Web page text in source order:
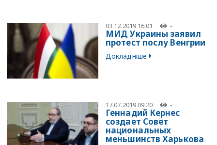
03.12.2019 16:01 -
МИД Украины заявил
протест послу Венгрии
Докладніше
17.07.2019 09:20 -
Геннадий Кернес
создает Совет
национальных
меньшинств Харькова